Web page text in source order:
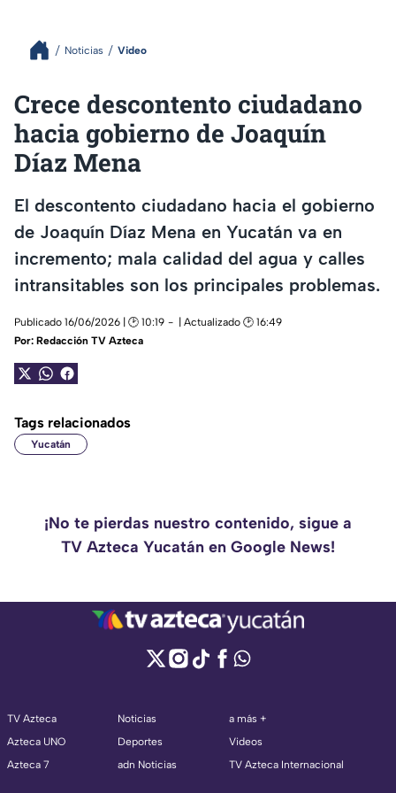
Noticias Video
Crece descontento ciudadano
hacia gobierno de Joaquín
Díaz Mena
El descontento ciudadano hacia el gobierno
de Joaquín Díaz Mena en Yucatán va en
incremento; mala calidad del agua y calles
intransitables son los principales problemas.
Publicado 16/06/2026 | 🕑 10:19
| Actualizado 🕑 16:49
Por: Redacción TV Azteca
Tags relacionados
Yucatán
¡No te pierdas nuestro contenido, sigue a
TV Azteca Yucatán en Google News!
TV Azteca
Azteca UNO
Azteca 7
Noticias
Deportes
adn Noticias
a más +
Videos
TV Azteca Internacional